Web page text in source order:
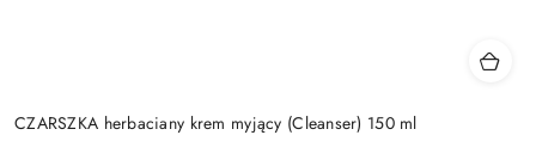
CZARSZKA herbaciany krem myjący (Cleanser) 150 ml